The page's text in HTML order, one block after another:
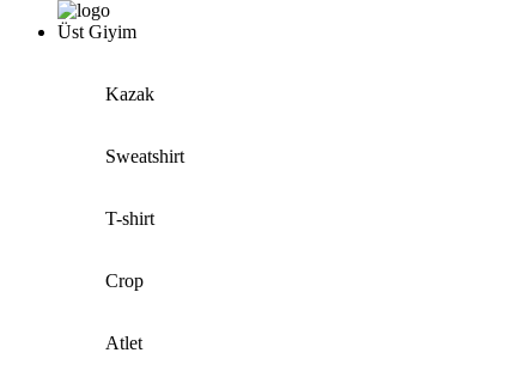
Üst Giyim
Kazak
Sweatshirt
T-shirt
Crop
Atlet